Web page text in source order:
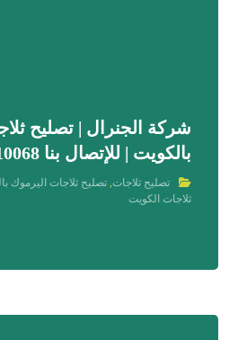
شركة الجنرال | تصليح
بالكويت | للإتصال بنا 96010068
تصليح ثلاجات,تصليح ثلاجات اليرموك
ثلاجات الكويت